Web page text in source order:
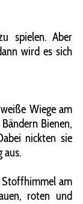
spielen. Aber
wird es sich
Wiege am
Bienen,
nickten sie
aus.
Stoffhimmel am
roten und